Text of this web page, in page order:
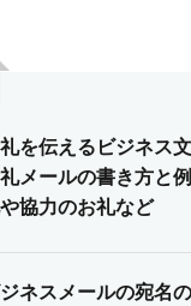
を伝えるビジネス
メールの書き方と
協力のお礼など
ネスメールの宛名